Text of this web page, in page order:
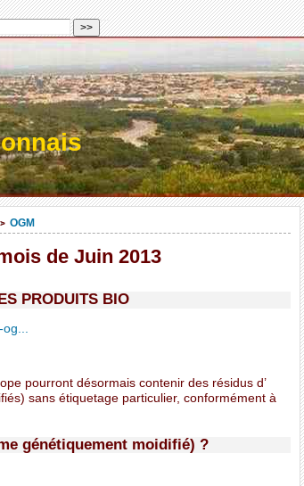
> OGM
de Juin 2013
PRODUITS BIO
pourront désormais contenir des résidus d’
sans étiquetage particulier, conformément à
génétiquement moidifié) ?